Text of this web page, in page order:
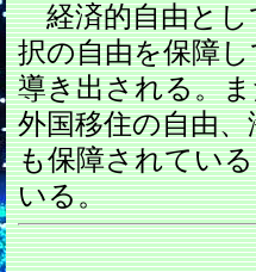
経済的自由とし
択の自由を保障
導き出される。
外国移住の自由
も保障されてい
いる。